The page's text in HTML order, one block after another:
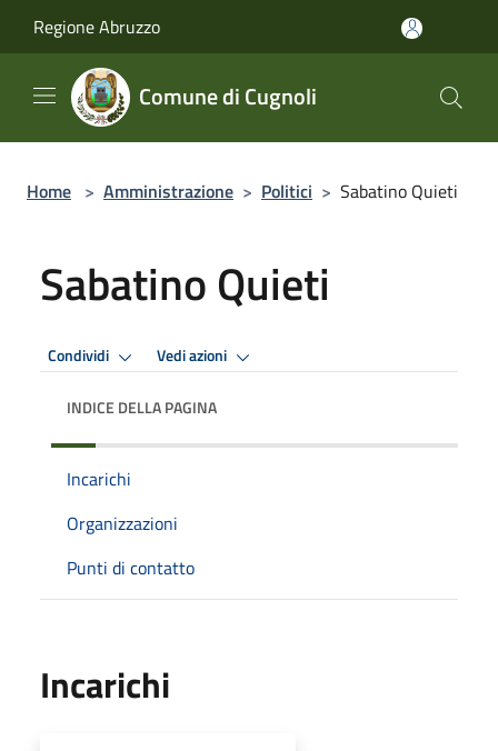
Regione Abruzzo
Comune di Cugnoli
Home > Amministrazione > Politici > Sabatino Quieti
Sabatino Quieti
Condividi Vedi azioni
INDICE DELLA PAGINA
Incarichi
Organizzazioni
Punti di contatto
Incarichi